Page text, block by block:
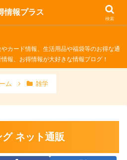
情報プラス
カード情報、生活用品や福袋等のお得な通
報、お得情報が大好きな情報ブログ！
ム 雑学
ネット通販
情報プラス
検索